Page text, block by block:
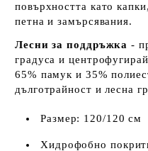
повърхността като
петна и замърсявания.
Лесни за поддръжка -
градуса и
65% памук и 35%
дълготрайност и лесна
Размер: 120/120 см
Хидрофобно